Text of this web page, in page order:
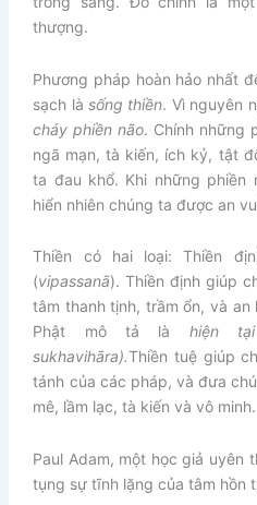
thượng.
Phương pháp hoàn hảo nhất
sạch làsống thiền. Vì nguyên
cháy phiền não. Chính những
ngã mạn, tà kiến, ích kỷ, tật
ta đau khổ. Khi những
hiển nhiên chúng ta được an
Thiền có hai loại: Thiền
(vipassanā). Thiền định giúp
tâm thanh tịnh, trầm ổn, và
Phật mô tả là hiện
sukhavihāra).Thiền tuệ giúp
tánh của các pháp, và đưa
mê, lầm lạc, tà kiến và vô minh.
Paul Adam, một học giả uyên
tụng sự tĩnh lặng của tâm hồn